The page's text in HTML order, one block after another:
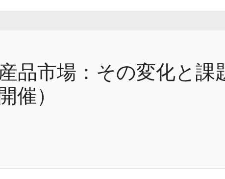
品市場：その変化と課
催）